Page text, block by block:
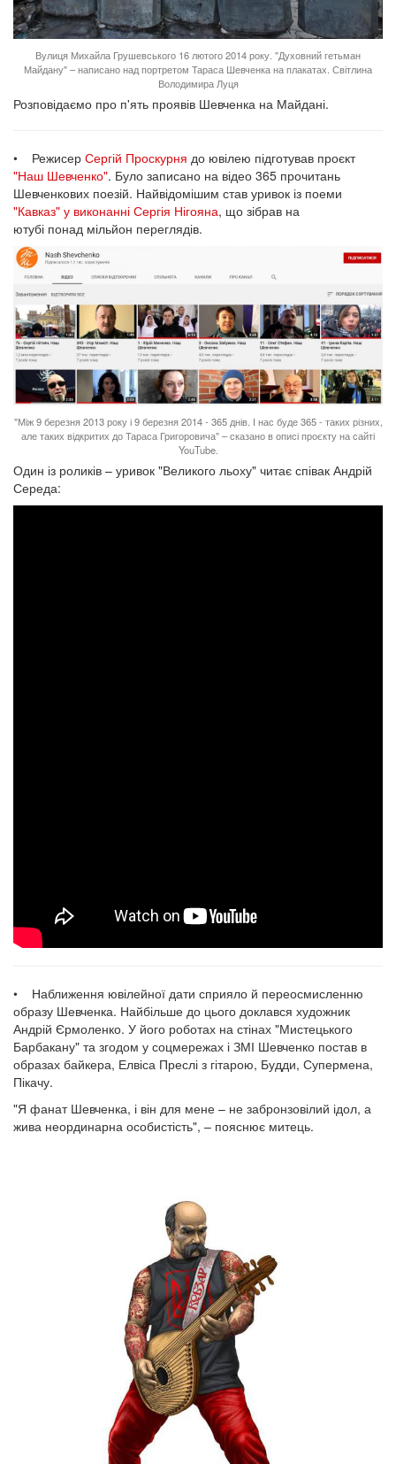
Вулиця Михайла Грушевського 16 лютого 2014 року. "Духовний гетьман
Майдану" – написано над портретом Тараса Шевченка на плакатах. Світлина
Володимира Луця
Розповідаємо про п'ять проявів Шевченка на Майдані.
• Режисер Сергій Проскурня до ювілею підготував проєкт
"Наш Шевченко". Було записано на відео 365 прочитань
Шевченкових поезій. Найвідомішим став уривок із поеми
"Кавказ" у виконанні Сергія Нігояна, що зібрав на
ютубі понад мільйон переглядів.
"Між 9 березня 2013 року і 9 березня 2014 - 365 днів. І нас буде 365 - таких різних,
але таких відкритих до Тараса Григоровича" – сказано в описі проєкту на сайті
YouTube.
Один із роликів – уривок "Великого льоху" читає співак Андрій
Середа:
• Наближення ювілейної дати сприяло й переосмисленню
образу Шевченка. Найбільше до цього доклався художник
Андрій Єрмоленко. У його роботах на стінах "Мистецького
Барбакану" та згодом у соцмережах і ЗМІ Шевченко постав в
образах байкера, Елвіса Преслі з гітарою, Будди, Супермена,
Пікачу.
"Я фанат Шевченка, і він для мене – не забронзовілий ідол, а
жива неординарна особистість", – пояснює митець.